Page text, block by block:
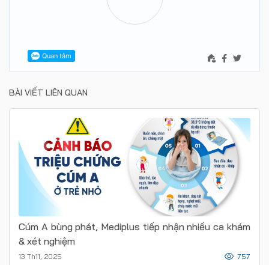
BÀI VIẾT LIÊN QUAN
Cúm A bùng phát, Mediplus tiếp nhận nhiều ca khám
& xét nghiệm
13 Th11, 2025 757